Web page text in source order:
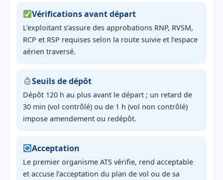
Vérifications avant départ
L’exploitant s’assure des approbations RNP, RVSM,
RCP et RSP requises selon la route suivie et l’espace
aérien traversé.
Seuils de dépôt
Dépôt 120 h au plus avant le départ ; un retard de
30 min (vol contrôlé) ou de 1 h (vol non contrôlé)
impose amendement ou redépôt.
Acceptation
Le premier organisme ATS vérifie, rend acceptable
et accuse l’acceptation du plan de vol ou de sa